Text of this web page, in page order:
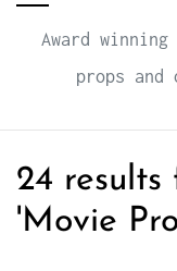
Award
props
24
'Movie